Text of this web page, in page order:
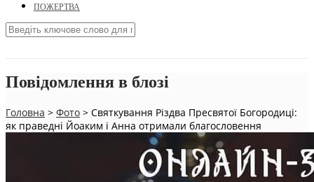
ПОЖЕРТВА
Повідомлення в блозі
Головна > Фото > Святкування Різдва Пресвятої Богородиці:
як праведні Йоаким і Анна отримали благословення